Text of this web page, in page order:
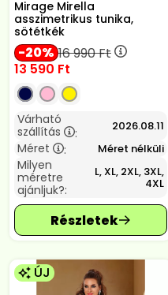
Mirage Mirella
asszimetrikus tunika,
sötétkék
20 16 990Ft
13 590 Ft
Várható
szállítás
: 2026.08.11
Méret : Méret nélküli
Milyen
méretre
ajánljuk?:
L, XL, 2XL, 3XL,
4XL
ÚJ